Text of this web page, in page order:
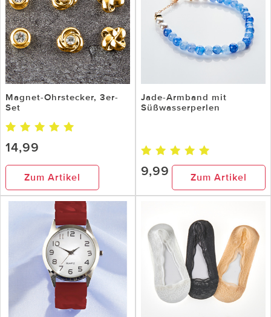
Magnet-Ohrstecker, 3er-
Set
14,99
Zum Artikel
Jade-Armband mit
Süßwasserperlen
9,99 Zum Artikel